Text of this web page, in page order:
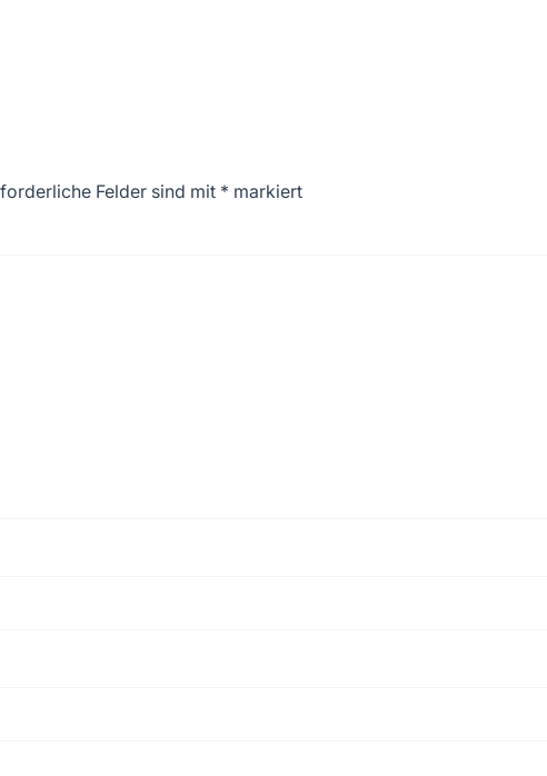
Felder sind mit * markiert